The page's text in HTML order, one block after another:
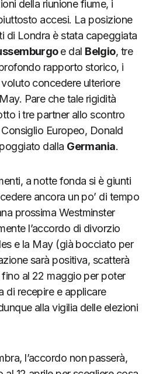
della riunione fiume, i
accesi. La posizione
di Londra è stata capeggiata
e dal Belgio, tre
rapporto storico, i
concedere ulteriore
Pare che tale rigidità
i tre partner allo scontro
Europeo, Donald
dalla Germania.
a notte fonda si è giunti
ancora un po’ di tempo
prossima Westminster
l’accordo di divorzio
e la May (già bocciato per
sarà positiva, scatterà
al 22 maggio per poter
di recepire e applicare
alla vigilia delle elezioni
l’accordo non passerà,